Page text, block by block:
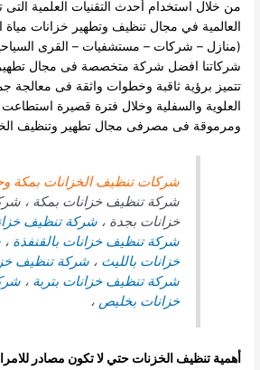
من خلال استخدام أحدث التقنيات العلمية التى
العالمية في مجال تنظيف وتطهير خزانات
(منازل – شركات – مستشفيات – القرى
شركاتنا افضل شركة متخصصة فى مجال
تتميز برؤية ثاقبة وخطوات واثقة فى معالجة
العلوية والسفلية وخلال فترة قصيرة
ومرموقة فى مصرفى مجال تطهير وتنظيف
شركات تنظيف الخزانات بمكة
شركة تنظيف خزانات بمكة ،
خزانات بجدة ،شركة تنظيف
شركة تنظيف خزانات بالقنفذة ،
خزانات بالليث ،شركة تنظيف
شركة تنظيف خزانات بتربة ،
خزانات بخليص ،
أهمية تنظيف الخزنات حتي لا تكون مصادر